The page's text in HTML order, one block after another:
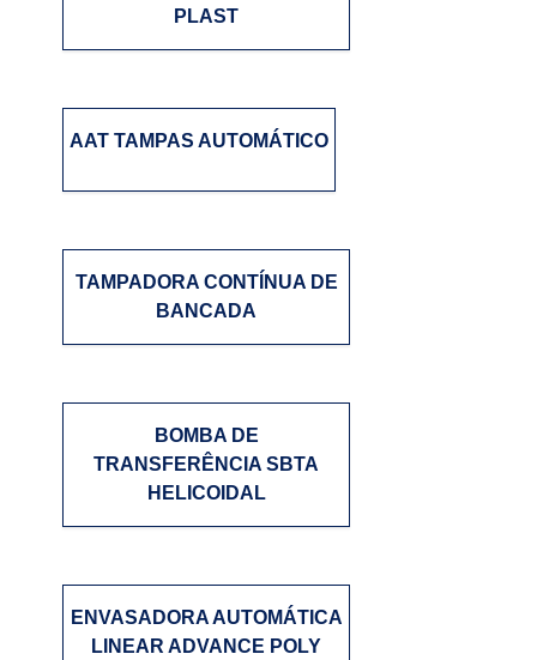
PLAST
AAT TAMPAS AUTOMÁTICO
TAMPADORA CONTÍNUA DE
BANCADA
BOMBA DE
TRANSFERÊNCIA SBTA
HELICOIDAL
ENVASADORA AUTOMÁTICA
LINEAR ADVANCE POLY